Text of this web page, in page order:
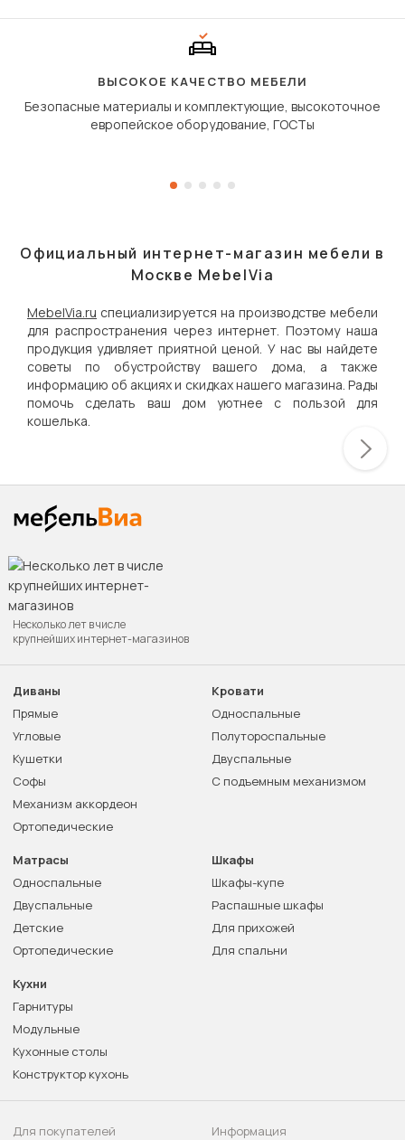
сиденье не
дугообразной
ВЫСОКОЕ КАЧЕСТВО МЕБЕЛИ
Безопасные материалы и комплектующие, высокоточное
европейское оборудование, ГОСТы
Официальный интернет-магазин мебели в
Москве MebelVia
MebelVia.ru специализируется на производстве мебели
для распространения через интернет. Поэтому наша
продукция удивляет приятной ценой. У нас вы найдете
советы по обустройству вашего дома, а также
информацию об акциях и скидках нашего магазина. Рады
помочь сделать ваш дом уютнее с пользой для
кошелька.
Несколько лет в числе
крупнейших интернет-магазинов
Диваны
Прямые
Угловые
Кушетки
Софы
Механизм аккордеон
Ортопедические
Кровати
Односпальные
Полутороспальные
Двуспальные
С подъемным механизмом
Матрасы
Односпальные
Двуспальные
Детские
Ортопедические
Шкафы
Шкафы-купе
Распашные шкафы
Для прихожей
Для спальни
Кухни
Гарнитуры
Модульные
Кухонные столы
Конструктор кухонь
Для покупателей
Информация